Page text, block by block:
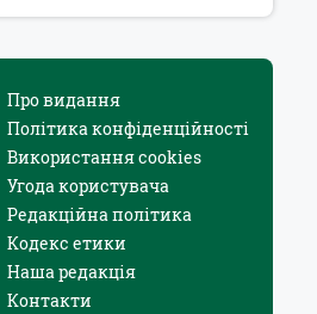
Про видання
Політика конфіденційності
Використання cookies
Угода користувача
Редакційна політика
Кодекс етики
Наша редакція
Контакти